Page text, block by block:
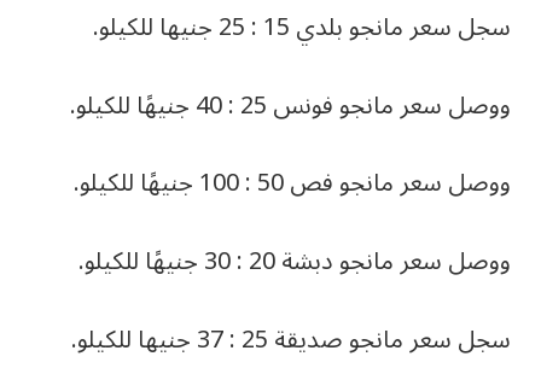
سجل سعر مانجو بلدي 15 : 25 جنيها للكيلو.
ووصل سعر مانجو فونس 25 : 40 جنيهًا للكيلو.
ووصل سعر مانجو فص 50 : 100 جنيهًا للكيلو.
ووصل سعر مانجو دبشة 20 : 30 جنيهًا للكيلو.
سجل سعر مانجو صديقة 25 : 37 جنيها للكيلو.